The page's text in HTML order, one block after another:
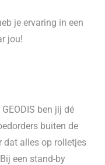
je ervaring in een
jou!
ben jij dé
buiten de
dat alles op rolletjes
een stand-by